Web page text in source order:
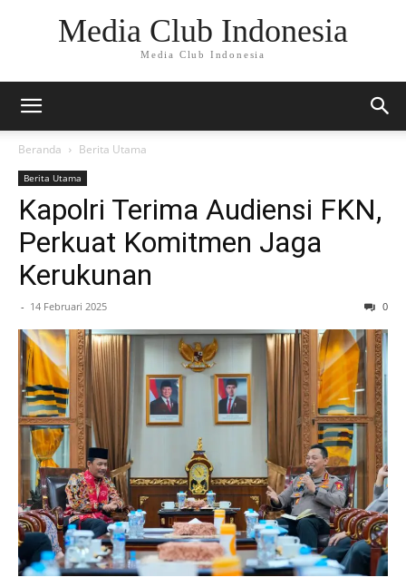
Media Club Indonesia
Media Club Indonesia
Beranda Berita Utama
Berita Utama
Kapolri Terima Audiensi FKN,
Perkuat Komitmen Jaga
Kerukunan
- 14 Februari 2025 0